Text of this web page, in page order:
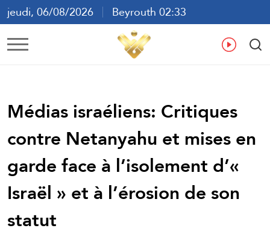
jeudi, 06/08/2026
Beyrouth 02:33
ع
Médias israéliens: Critiques
contre Netanyahu et mises en
garde face à l’isolement d’«
Israël » et à l’érosion de son
statut